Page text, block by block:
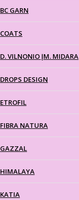
BC GARN
COATS
D. VILNONIO ĮM. MIDARA
DROPS DESIGN
ETROFIL
FIBRA NATURA
GAZZAL
HIMALAYA
KATIA